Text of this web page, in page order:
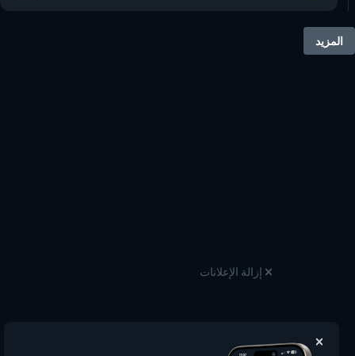
المزيد
إزالة الإعلانات